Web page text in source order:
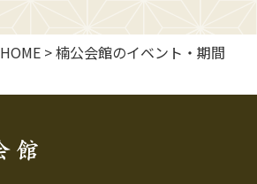
HOME >楠公会館のイベント・期間